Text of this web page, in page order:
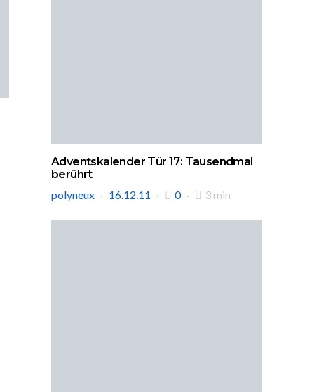
Adventskalender Tür 17: Tausendmal
berührt
polyneux
16.12.11 0 3 min